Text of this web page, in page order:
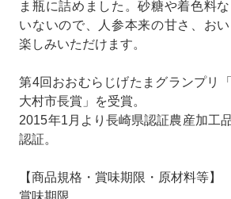
ま瓶に詰めました。砂糖や着色料
いないので、人参本来の甘さ、お
楽しみいただけます。
第4回おおむらじげたまグランプリ
大村市長賞」を受賞。
2015年1月より長崎県認証農産加工
認証。
【商品規格・賞味期限・原材料等】
賞味期限